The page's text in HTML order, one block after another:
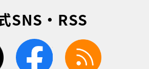
SNS・RSS
twitter facebook